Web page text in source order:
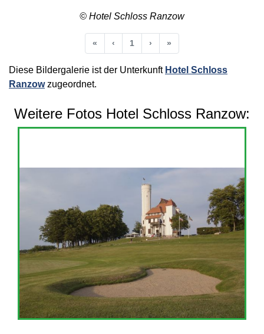
© Hotel Schloss Ranzow
« Anfang
‹ Vorherige
1 › Nächste
»
Diese Bildergalerie ist der Unterkunft Hotel Schloss
Ranzowzugeordnet.
Weitere Fotos Hotel Schloss Ranzow: